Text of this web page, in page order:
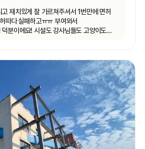
면허
따다 실패하고ㅠㅠ 부여와서
분이에요! 시설도 강사님들도 고양이도